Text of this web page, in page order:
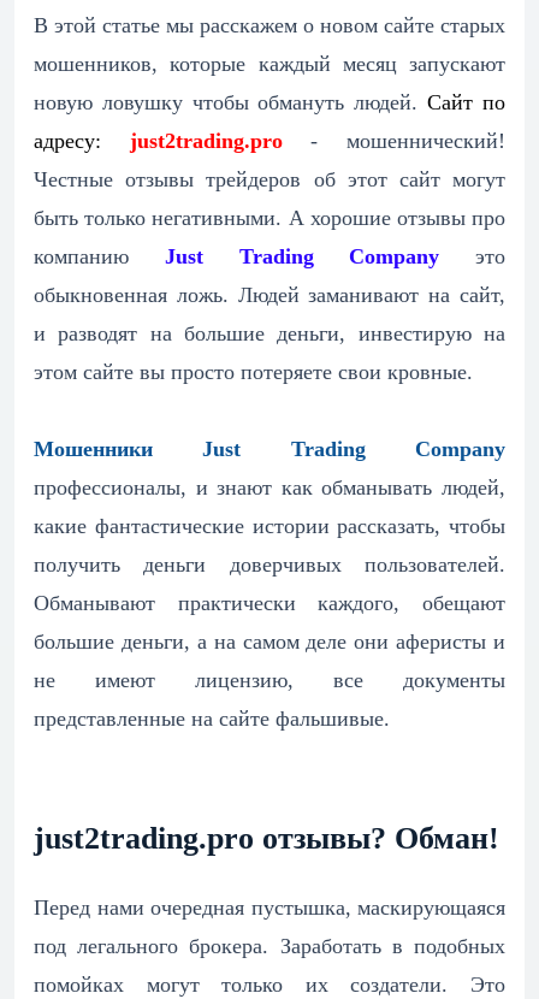
В этой статье мы расскажем о новом сайте старых
мошенников, которые каждый месяц запускают
новую ловушку чтобы обмануть людей. Сайт по
адресу: just2trading.pro- мошеннический!
Честные отзывы трейдеров об этот сайт могут
быть только негативными. А хорошие отзывы про
компанию Just Trading Company это
обыкновенная ложь. Людей заманивают на сайт,
и разводят на большие деньги, инвестирую на
этом сайте вы просто потеряете свои кровные.
Мошенники Just Trading Company
профессионалы, и знают как обманывать людей,
какие фантастические истории рассказать, чтобы
получить деньги доверчивых пользователей.
Обманывают практически каждого, обещают
большие деньги, а на самом деле они аферисты и
не имеют лицензию, все документы
представленные на сайте фальшивые.
just2trading.pro отзывы? Обман!
Перед нами очередная пустышка, маскирующаяся
под легального брокера. Заработать в подобных
помойках могут только их создатели. Это